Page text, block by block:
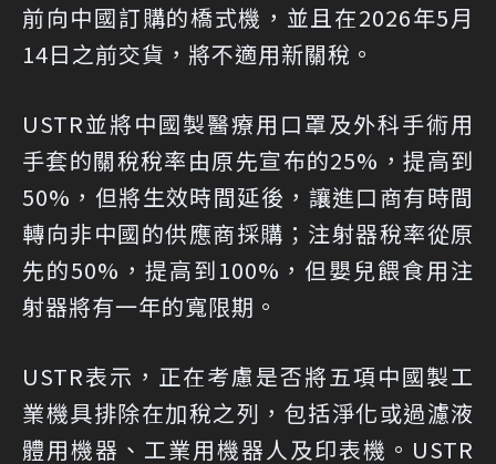
前向中國訂購的橋式機，並且在2026年5月
14日之前交貨，將不適用新關稅。
USTR並將中國製醫療用口罩及外科手術用
手套的關稅稅率由原先宣布的25%，提高到
50%，但將生效時間延後，讓進口商有時間
轉向非中國的供應商採購；注射器稅率從原
先的50%，提高到100%，但嬰兒餵食用注
射器將有一年的寬限期。
USTR表示，正在考慮是否將五項中國製工
業機具排除在加稅之列，包括淨化或過濾液
體用機器、工業用機器人及印表機。USTR